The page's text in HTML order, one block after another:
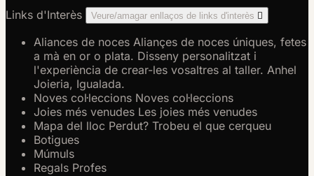
Links d'Interès Veure/amagar enllaços de links d'interès 
Aliances de noces Aliançes de noces úniques, fetes
a mà en or o plata. Disseny personalitzat i
l'experiència de crear-les vosaltres al taller. Anhel
Joieria, Igualada.
Noves col·leccions Noves col·leccions
Joies més venudes Les joies més venudes
Mapa del lloc Perdut? Trobeu el que cerqueu
Botigues
Múmuls
Regals Profes